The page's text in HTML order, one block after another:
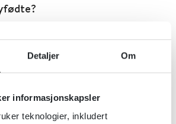
Detaljer Om
informasjonskapsler
teknologier, inkludert
Folkehelseinstituttet (FHI) 2020
og CSF tau/ABeta ratio